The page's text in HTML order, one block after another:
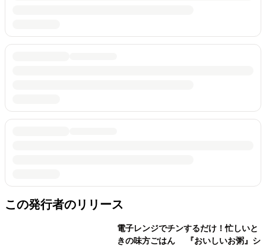
この発行者のリリース
電子レンジでチンするだけ！忙しいと
きの味方ごはん 『おいしいお粥』シ